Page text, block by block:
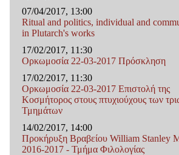
07/04/2017, 13:00
Ritual and politics, individual and
in Plutarch's works
17/02/2017, 11:30
Ορκωμοσία 22-03-2017 Πρόσκληση
17/02/2017, 11:30
Ορκωμοσία 22-03-2017 Επιστολή της
Κοσμήτορος στους πτυχιούχους των
Τμημάτων
14/02/2017, 14:00
Προκήρυξη Βραβείου William Stanley
2016-2017 - Τμήμα Φιλολογίας